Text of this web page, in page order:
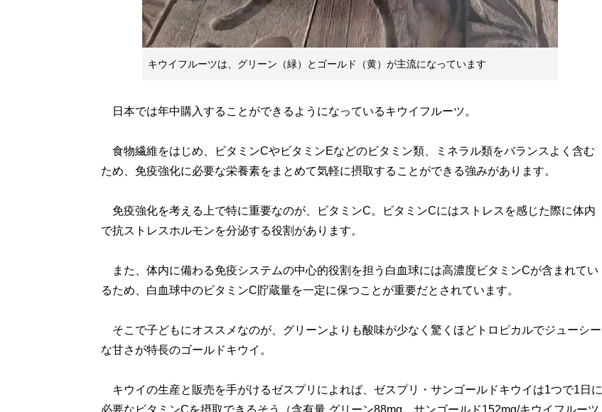
キウイフルーツは、グリーン（緑）とゴールド（黄）が主流になっています
日本では年中購入することができるようになっているキウイフルーツ。
食物繊維をはじめ、ビタミンCやビタミンEなどのビタミン類、ミネラル類をバランスよく含む
ため、免疫強化に必要な栄養素をまとめて気軽に摂取することができる強みがあります。
免疫強化を考える上で特に重要なのが、ビタミンC。ビタミンCにはストレスを感じた際に体内
で抗ストレスホルモンを分泌する役割があります。
また、体内に備わる免疫システムの中心的役割を担う白血球には高濃度ビタミンCが含まれてい
るため、白血球中のビタミンC貯蔵量を一定に保つことが重要だとされています。
そこで子どもにオススメなのが、グリーンよりも酸味が少なく驚くほどトロピカルでジューシー
な甘さが特長のゴールドキウイ。
キウイの生産と販売を手がけるゼスプリによれば、ゼスプリ・サンゴールドキウイは1つで1日に
必要なビタミンCを摂取できるそう（含有量 グリーン88mg、サンゴールド152mg/キウイフルーツ